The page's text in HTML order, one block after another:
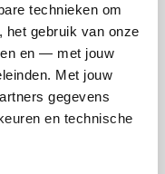
technieken om
het gebruik van onze
en — met jouw
Met jouw
gegevens
en technische